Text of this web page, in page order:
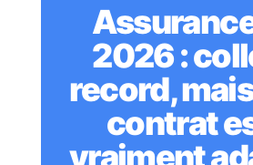
2026 :
record,
contrat
vraiment